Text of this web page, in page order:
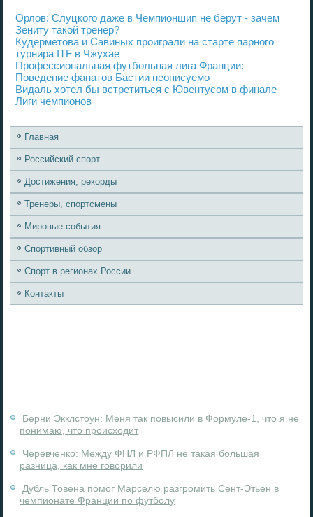
Орлов: Слуцкого даже в Чемпионшип не берут - зачем
Зениту такой тренер?
Кудерметова и Савиных проиграли на старте парного
турнира ITF в Чжухае
Профессиональная футбольная лига Франции:
Поведение фанатов Бастии неописуемо
Видаль хотел бы встретиться с Ювентусом в финале
Лиги чемпионов
Главная
Российский спорт
Достижения, рекорды
Тренеры, спортсмены
Мировые события
Спортивный обзор
Спорт в регионах России
Контакты
Берни Экклстоун: Меня так повысили в Формуле-1, что я не
понимаю, что происходит
Черевченко: Между ФНЛ и РФПЛ не такая большая
разница, как мне говорили
Дубль Товена помог Марселю разгромить Сент-Этьен в
чемпионате Франции по футболу